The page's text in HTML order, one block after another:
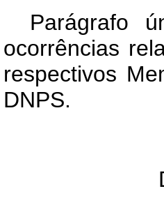
Parágrafo
ocorrências
respectivos
DNPS.